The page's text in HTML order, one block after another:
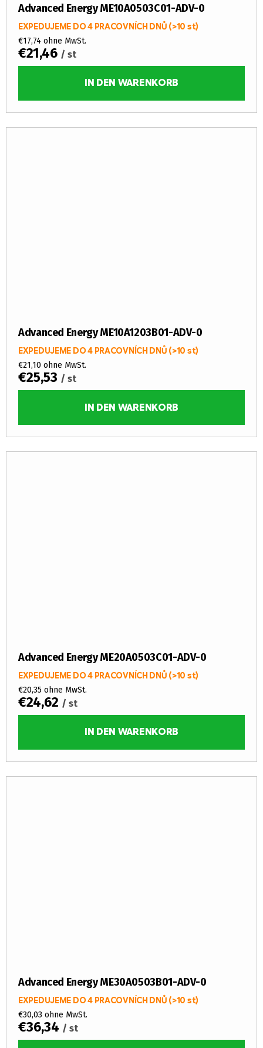
Advanced Energy ME10A0503C01-ADV-0
EXPEDUJEME DO 4 PRACOVNÍCH DNŮ (>10 st)
€17,74 ohne MwSt.
€21,46 / st
IN DEN WARENKORB
Advanced Energy ME10A1203B01-ADV-0
EXPEDUJEME DO 4 PRACOVNÍCH DNŮ (>10 st)
€21,10 ohne MwSt.
€25,53 / st
IN DEN WARENKORB
Advanced Energy ME20A0503C01-ADV-0
EXPEDUJEME DO 4 PRACOVNÍCH DNŮ (>10 st)
€20,35 ohne MwSt.
€24,62 / st
IN DEN WARENKORB
Advanced Energy ME30A0503B01-ADV-0
EXPEDUJEME DO 4 PRACOVNÍCH DNŮ (>10 st)
€30,03 ohne MwSt.
€36,34 / st